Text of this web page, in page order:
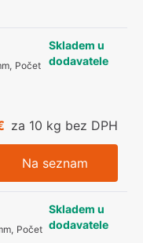
, Počet
Skladem u
dodavatele
za 10 kg bez DPH
Na seznam
, Počet
Skladem u
dodavatele